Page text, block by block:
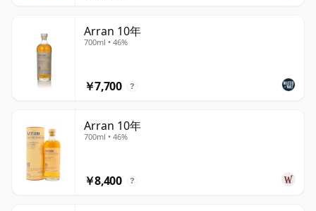
Arran 10年
700ml • 46%
￥7,700 ?
Arran 10年
700ml • 46%
￥8,400 ?